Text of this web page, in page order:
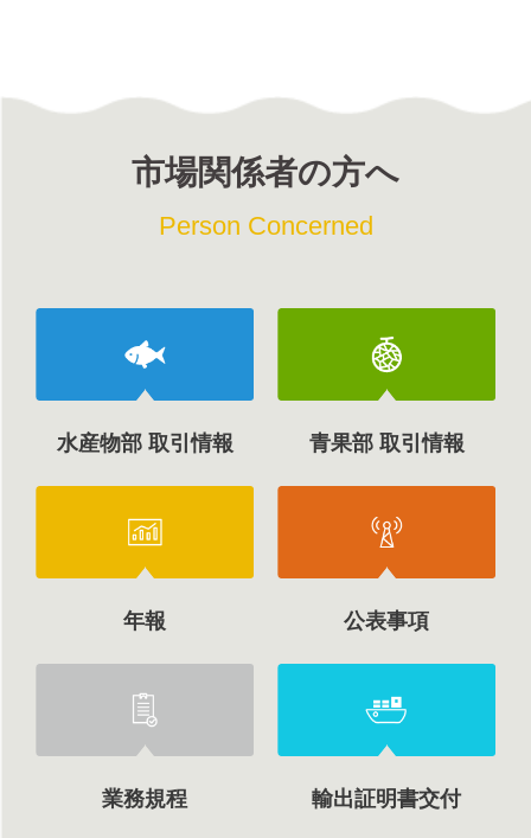
市場関係者の方へ
Person Concerned
水産物部 取引情報 青果部 取引情報
年報 公表事項
業務規程 輸出証明書交付